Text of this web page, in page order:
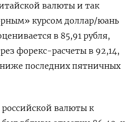
валюты и так
курсом доллар/юань
в 85,91 рубля,
форекс-расчеты в 92,14,
ниже последних пятничных
валюты к